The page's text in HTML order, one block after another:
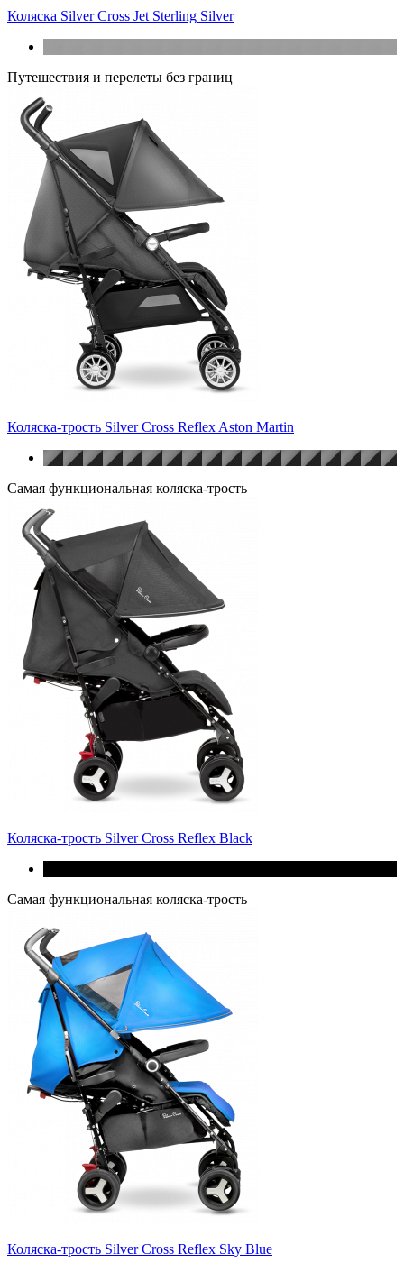
Коляска Silver Cross Jet Sterling Silver
Путешествия и перелеты без границ
Коляска-трость Silver Cross Reflex Aston Martin
Самая функциональная коляска-трость
Коляска-трость Silver Cross Reflex Black
Самая функциональная коляска-трость
Коляска-трость Silver Cross Reflex Sky Blue